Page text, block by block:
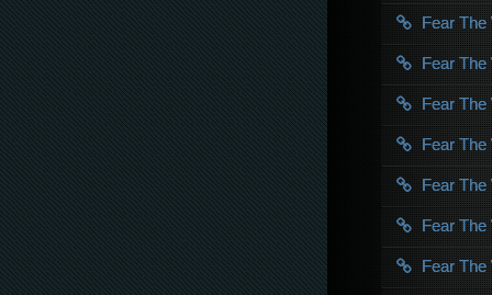
Fear
Fear
Fear
Fear
Fear
Fear
Fear